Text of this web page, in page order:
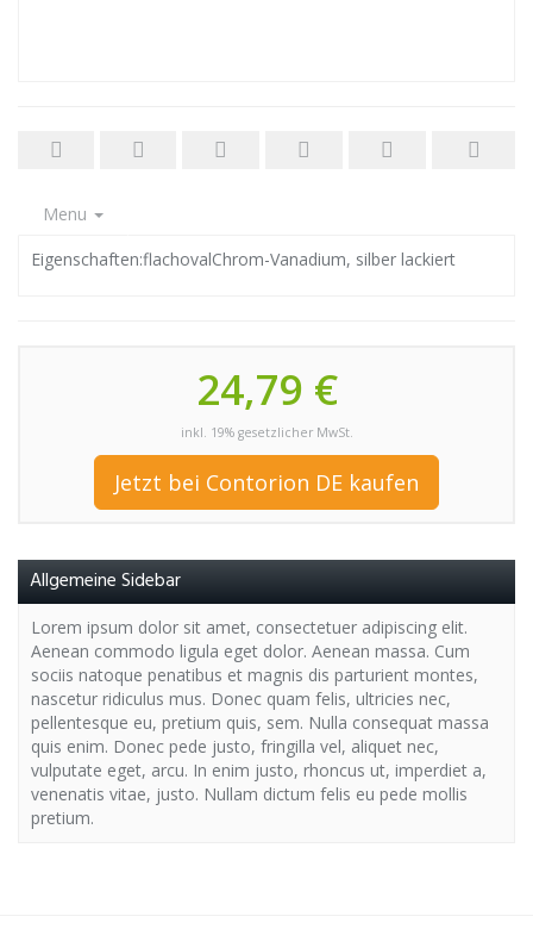
Menu
Eigenschaften:flachovalChrom-Vanadium, silber lackiert
24,79 €
inkl. 19% gesetzlicher MwSt.
Jetzt bei Contorion DE kaufen
Allgemeine Sidebar
Lorem ipsum dolor sit amet, consectetuer adipiscing elit.
Aenean commodo ligula eget dolor. Aenean massa. Cum
sociis natoque penatibus et magnis dis parturient montes,
nascetur ridiculus mus. Donec quam felis, ultricies nec,
pellentesque eu, pretium quis, sem. Nulla consequat massa
quis enim. Donec pede justo, fringilla vel, aliquet nec,
vulputate eget, arcu. In enim justo, rhoncus ut, imperdiet a,
venenatis vitae, justo. Nullam dictum felis eu pede mollis
pretium.